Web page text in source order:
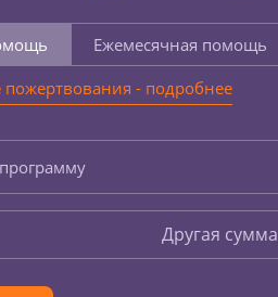
Ежемесячная помощь
- подробнее
Другая сумма